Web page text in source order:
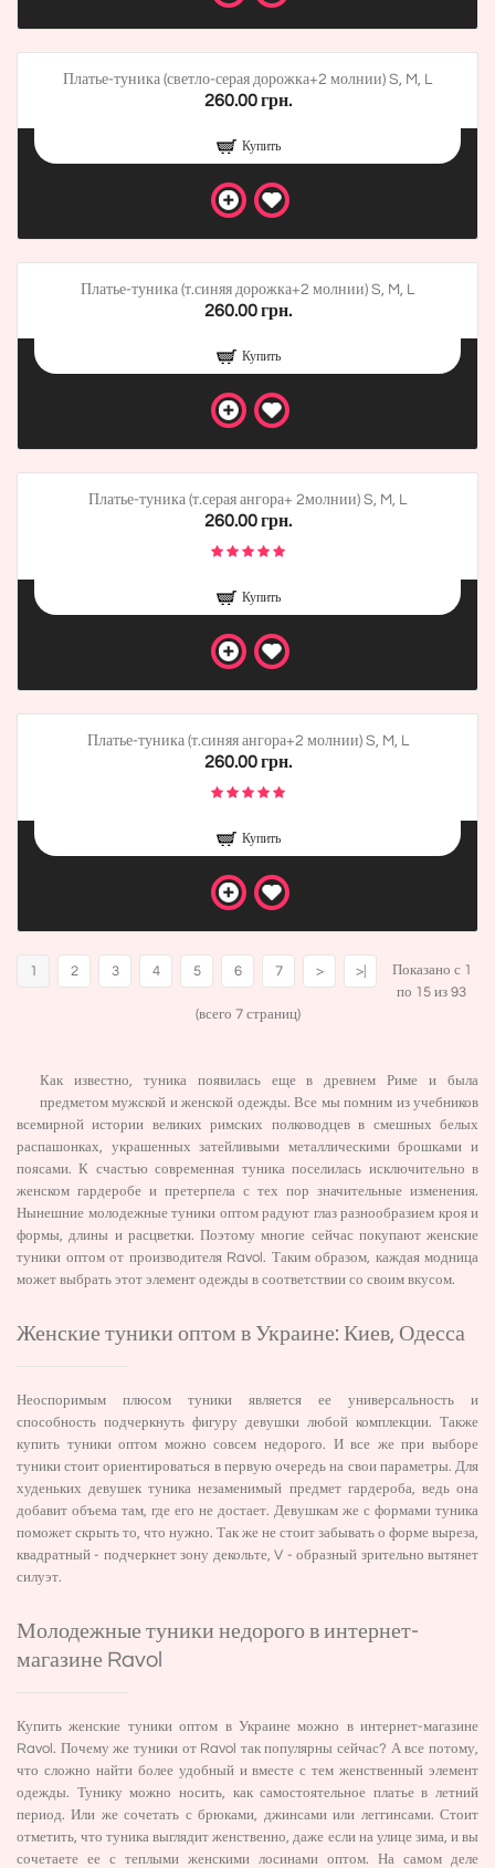
Платье-туника (светло-серая дорожка+2 молнии) S, M, L
260.00 грн.
Купить
Платье-туника (т.синяя дорожка+2 молнии) S, M, L
260.00 грн.
Купить
Платье-туника (т.серая ангора+ 2молнии) S, M, L
260.00 грн.
Купить
Платье-туника (т.синяя ангора+2 молнии) S, M, L
260.00 грн.
Купить
1 2 3 4 5 6 7 > >|
Показано с 1
по 15 из 93
(всего 7 страниц)
Как известно, туника появилась еще в древнем Риме и была
предметом мужской и женской одежды. Все мы помним из учебников
всемирной истории великих римских полководцев в смешных белых
распашонках, украшенных затейливыми металлическими брошками и
поясами. К счастью современная туника поселилась исключительно в
женском гардеробе и претерпела с тех пор значительные изменения.
Нынешние молодежные туники оптом радуют глаз разнообразием кроя и
формы, длины и расцветки. Поэтому многие сейчас покупают женские
туники оптом от производителя Ravol. Таким образом, каждая модница
может выбрать этот элемент одежды в соответствии со своим вкусом.
Женские туники оптом в Украине: Киев, Одесса
Неоспоримым плюсом туники является ее универсальность и
способность подчеркнуть фигуру девушки любой комплекции. Также
купить туники оптом можно совсем недорого. И все же при выборе
туники стоит ориентироваться в первую очередь на свои параметры. Для
худеньких девушек туника незаменимый предмет гардероба, ведь она
добавит объема там, где его не достает. Девушкам же с формами туника
поможет скрыть то, что нужно. Так же не стоит забывать о форме выреза,
квадратный - подчеркнет зону декольте, V - образный зрительно вытянет
силуэт.
Молодежные туники недорого в интернет-
магазине Ravol
Купить женские туники оптом в Украине можно в интернет-магазине
Ravol. Почему же туники от Ravol так популярны сейчас? А все потому,
что сложно найти более удобный и вместе с тем женственный элемент
одежды. Тунику можно носить, как самостоятельное платье в летний
период. Или же сочетать с брюками, джинсами или леггинсами. Стоит
отметить, что туника выглядит женственно, даже если на улице зима, и вы
сочетаете ее с теплыми женскими лосинами оптом. На самом деле